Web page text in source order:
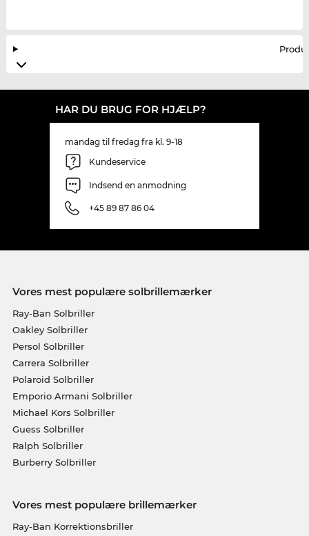
HAR DU BRUG FOR HJÆLP?
mandag til fredag fra kl. 9-18
Kundeservice
Indsend en anmodning
+45 89 87 86 04
Vores mest populære solbrillemærker
Ray-Ban Solbriller
Oakley Solbriller
Persol Solbriller
Carrera Solbriller
Polaroid Solbriller
Emporio Armani Solbriller
Michael Kors Solbriller
Guess Solbriller
Ralph Solbriller
Burberry Solbriller
Vores mest populære brillemærker
Ray-Ban Korrektionsbriller